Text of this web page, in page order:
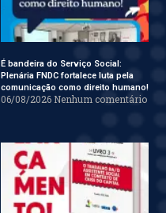
É bandeira do Serviço Social:
Plenária FNDC fortalece luta pela
comunicação como direito humano!
06/08/2026 Nenhum comentário